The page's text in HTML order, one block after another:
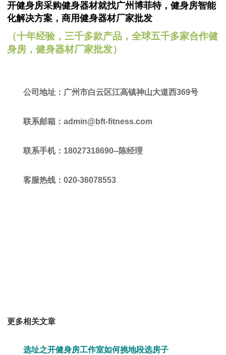
开健身房采购健身器材就找广州博菲特， 健身房智能
化解决方案，商用健身器材厂家批发
（十年经验，三千多款产品，全球五千多家合作健
身房，健身器材厂家批发）
公司地址：广州市白云区江高镇神山大道西369号
联系邮箱：admin@bft-fitness.com
联系手机：18027318690--陈经理
客服热线：020-36078553
更多相关文章
选址之开健身房工作室如何挑地段选房子